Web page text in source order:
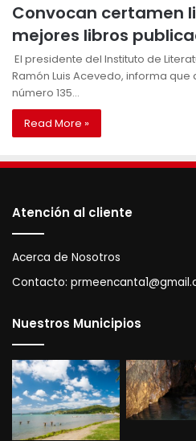
Convocan certamen
mejores libros
El presidente del Instituto de
Ramón Luis Acevedo, informa
número 135…
Read More »
Atención al cliente
Acerca de Nosotros
Contacto:
Nuestros Municipios